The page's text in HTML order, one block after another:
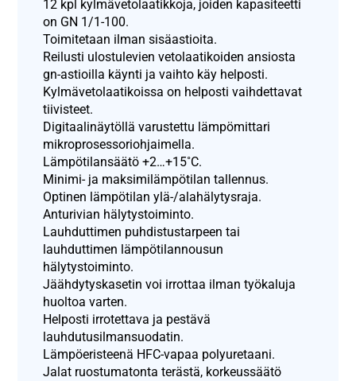
12 kpl kylmävetolaatikkoja, joiden kapasiteetti
on GN 1/1-100.
Toimitetaan ilman sisäastioita.
Reilusti ulostulevien vetolaatikoiden ansiosta
gn-astioilla käynti ja vaihto käy helposti.
Kylmävetolaatikoissa on helposti vaihdettavat
tiivisteet.
Digitaalinäytöllä varustettu lämpömittari
mikroprosessoriohjaimella.
Lämpötilansäätö +2…+15˚C.
Minimi- ja maksimilämpötilan tallennus.
Optinen lämpötilan ylä-/alahälytysraja.
Anturivian hälytystoiminto.
Lauhduttimen puhdistustarpeen tai
lauhduttimen lämpötilannousun
hälytystoiminto.
Jäähdytyskasetin voi irrottaa ilman työkaluja
huoltoa varten.
Helposti irrotettava ja pestävä
lauhdutusilmansuodatin.
Lämpöeristeenä HFC-vapaa polyuretaani.
Jalat ruostumatonta terästä, korkeussäätö